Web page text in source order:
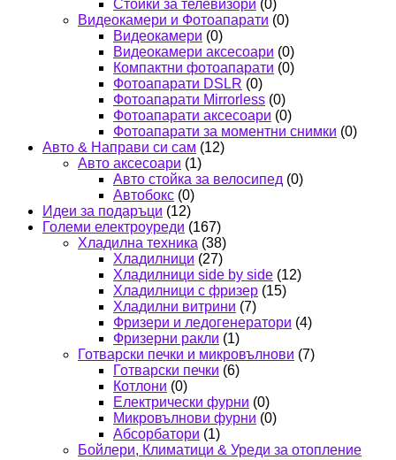
Стойки за телевизори (0)
Видеокамери и Фотоапарати (0)
Видеокамери (0)
Видеокамери аксесоари (0)
Компактни фотоапарати (0)
Фотоапарати DSLR (0)
Фотоапарати Mirrorless (0)
Фотоапарати аксесоари (0)
Фотоапарати за моментни снимки (0)
Авто & Направи си сам (12)
Авто аксесоари (1)
Авто стойка за велосипед (0)
Автобокс (0)
Идеи за подаръци (12)
Големи електроуреди (167)
Хладилна техника (38)
Хладилници (27)
Хладилници side by side (12)
Хладилници с фризер (15)
Хладилни витрини (7)
Фризери и ледогенератори (4)
Фризерни ракли (1)
Готварски печки и микровълнови (7)
Готварски печки (6)
Котлони (0)
Електрически фурни (0)
Микровълнови фурни (0)
Абсорбатори (1)
Бойлери, Климатици & Уреди за отопление